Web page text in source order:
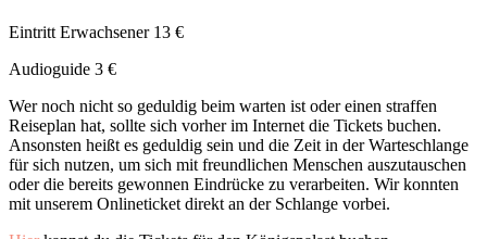
Eintritt Erwachsener 13 €
Audioguide 3 €
Wer noch nicht so geduldig beim warten ist oder einen straffen
Reiseplan hat, sollte sich vorher im Internet die Tickets buchen.
Ansonsten heißt es geduldig sein und die Zeit in der Warteschlange
für sich nutzen, um sich mit freundlichen Menschen auszutauschen
oder die bereits gewonnen Eindrücke zu verarbeiten. Wir konnten
mit unserem Onlineticket direkt an der Schlange vorbei.